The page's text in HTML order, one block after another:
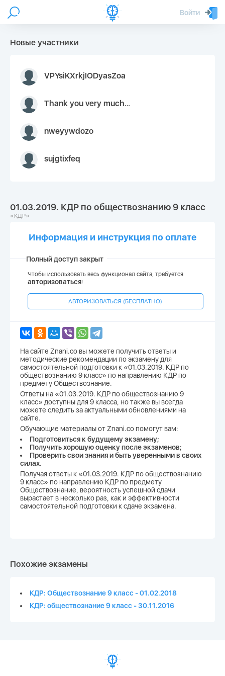
Войти
Новые участники
VPYsiKXrkjIODyasZoa
Thank you very much for your inquiry We appreciate you 9126052 https://youtube.com faceapple !
nweyywdozo
sujgtixfeq
01.03.2019. КДР по обществознанию 9 класс
«КДР»
Информация и инструкция по оплате
Полный доступ закрыт
Чтобы использовать весь функционал сайта, требуется
авторизоваться!
АВТОРИЗОВАТЬСЯ (БЕСПЛАТНО)
На сайте Znani.co вы можете получить ответы и
методические рекомендации по экзамену для
самостоятельной подготовки к «01.03.2019. КДР по
обществознанию 9 класс» по направлению КДР по
предмету Обществознание.
Ответы на «01.03.2019. КДР по обществознанию 9
класс» доступны для 9 класса, но также вы всегда
можете следить за актуальными обновлениями на
сайте.
Обучающие материалы от Znani.co помогут вам:
Подготовиться к будущему экзамену;
Получить хорошую оценку после экзаменов;
Проверить свои знания и быть уверенными в своих
силах.
Получая ответы к «01.03.2019. КДР по обществознанию
9 класс» по направлению КДР по предмету
Обществознание, вероятность успешной сдачи
вырастает в несколько раз, как и эффективности
самостоятельной подготовки к сдаче экзамена.
Похожие экзамены
КДР: Обществознание 9 класс - 01.02.2018
КДР: обществознание 9 класс - 30.11.2016